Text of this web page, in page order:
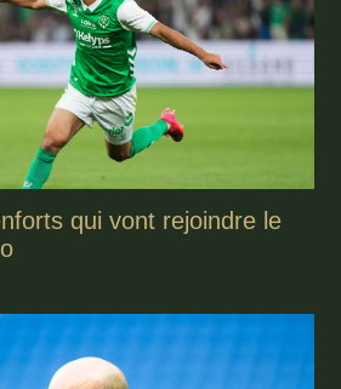
qui vont rejoindre le